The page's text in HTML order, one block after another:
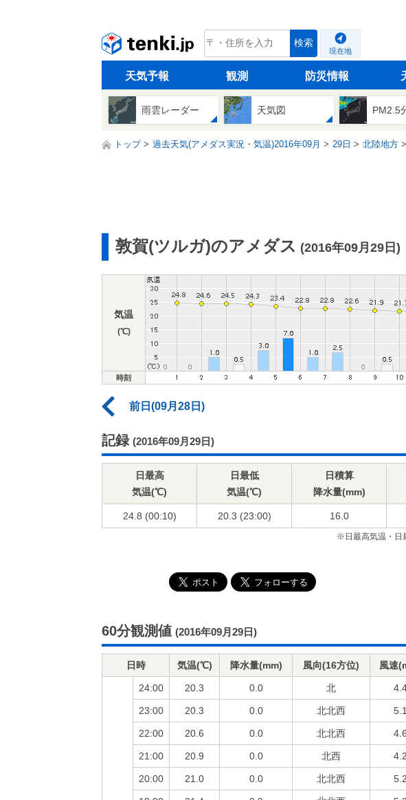
tenki.jp 検索
現在地
天気予報 観測 防災情報
雨雲レーダー 天気図 PM2.5
トップ 過去天気(アメダス実況・気温)2016年09月 29日 北陸地方
敦賀(ツルガ)のアメダス (2016年09月29日)
気温
(℃)
時刻
前日(09月28日)
記録 (2016年09月29日)
日最高
気温(℃)
日最低
気温(℃)
日積算
降水量(mm)
24.8 (00:10) 20.3 (23:00) 16.0
※日最高気温・日
60分観測値 (2016年09月29日)
日時 気温(℃) 降水量(mm) 風向(16方位) 風速
24:00 20.3 0.0 北
23:00 20.3 0.0 北北西 5.1
22:00 20.6 0.0 北北西 4.6
21:00 20.9 0.0 北西 4.2
20:00 21.0 0.0 北北西 5.2